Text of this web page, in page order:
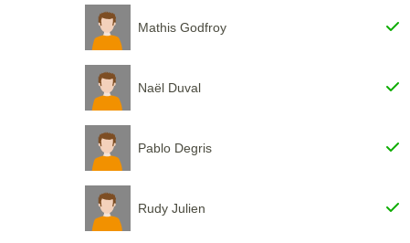
Mathis Godfroy
Naël Duval
Pablo Degris
Rudy Julien